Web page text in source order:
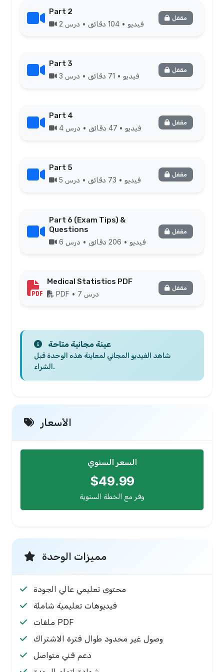
Part 2
فيديو • 104 دقائق • درس 2
مقفل
Part 3
فيديو • 71 دقائق • درس 3
مقفل
Part 4
فيديو • 47 دقائق • درس 4
مقفل
Part 5
فيديو • 73 دقائق • درس 5
مقفل
Part 6 (Exam Tips) &
Questions
فيديو • 206 دقائق • درس 6
مقفل
Medical Statistics PDF
PDF • درس 7
مقفل
عينة مجانية متاحة
شاهد الفيديو المجاني لمعاينة هذه الوحدة قبل
الشراء.
الأسعار
السعر السنوي
$49.99
وفر مع الخطة السنوية
مميزات الوحدة
محتوى تعليمي عالي الجودة
فيديوهات تعليمية شاملة
ملفات PDF
وصول غير محدود طوال فترة الاشتراك
دعم فني متواصل